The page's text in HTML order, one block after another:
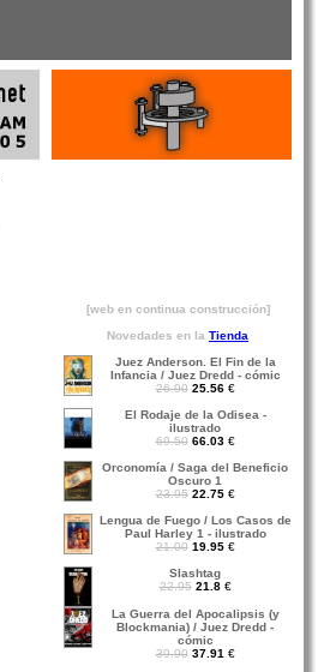
[web en continua construcción]
Novedades en la Tienda
Juez Anderson. El Fin de la
Infancia / Juez Dredd - cómic
26.90 25.56€
El Rodaje de la Odisea -
ilustrado
69.50 66.03€
Orconomía / Saga del Beneficio
Oscuro 1
23.95 22.75€
Lengua de Fuego / Los Casos de
Paul Harley 1 - ilustrado
21.00 19.95€
Slashtag
22.95 21.8€
La Guerra del Apocalipsis (y
Blockmania) / Juez Dredd -
cómic
39.90 37.91 €